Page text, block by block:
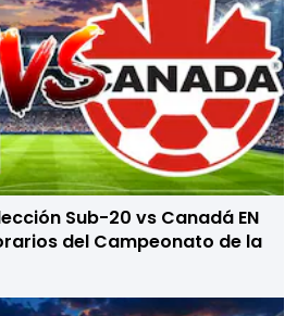
Sub-20 vs Canadá EN
del Campeonato de la